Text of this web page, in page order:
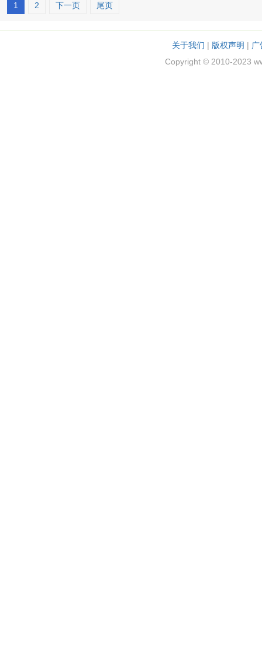
1 2 下一页 尾页
关于我们 | 版权声明 |
Copyright © 2010-2023